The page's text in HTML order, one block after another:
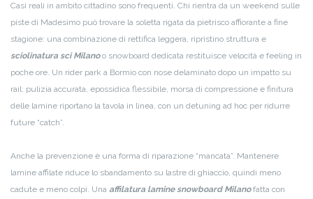
Casi reali in ambito cittadino sono frequenti. Chi rientra da un weekend sulle
piste di Madesimo può trovare la soletta rigata da pietrisco affiorante a fine
stagione: una combinazione di rettifica leggera, ripristino struttura e
sciolinatura sci Milanoo snowboard dedicata restituisce velocità e feeling in
poche ore. Un rider park a Bormio con nose delaminato dopo un impatto su
rail: pulizia accurata, epossidica flessibile, morsa di compressione e finitura
delle lamine riportano la tavola in linea, con un detuning ad hoc per ridurre
future “catch”.
Anche la prevenzione è una forma di riparazione “mancata”. Mantenere
lamine affilate riduce lo sbandamento su lastre di ghiaccio, quindi meno
cadute e meno colpi. Una affilatura lamine snowboard Milanofatta con